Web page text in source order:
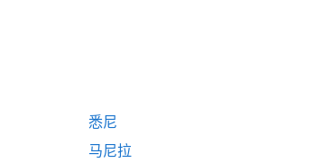
悉尼
马尼拉